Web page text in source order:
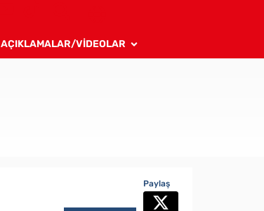
AÇIKLAMALAR/VİDEOLAR
Paylaş